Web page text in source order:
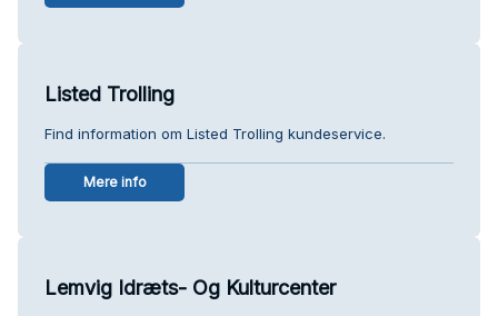
Listed Trolling
Find information om Listed Trolling kundeservice.
Mere info
Lemvig Idræts- Og Kulturcenter